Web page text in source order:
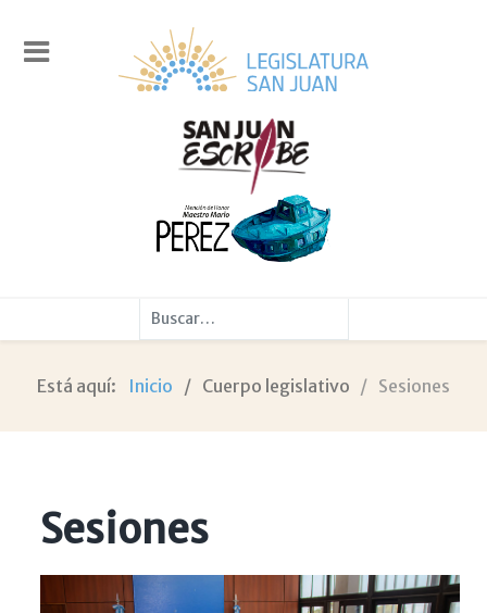
Buscar
Está aquí: Inicio Cuerpo legislativo Sesiones
Sesiones